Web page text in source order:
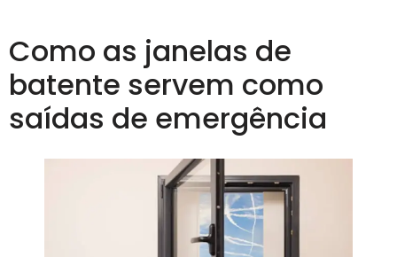
Como as janelas de
batente servem como
saídas de emergência